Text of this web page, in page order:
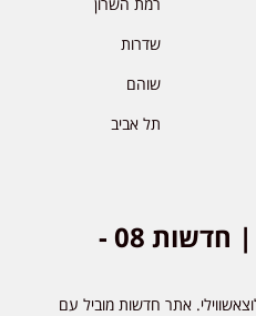
שדרות
שוהם
תל אביב
חדשות אפס שמונה | חדשות 08 -
אתר חדשות מוביל עם